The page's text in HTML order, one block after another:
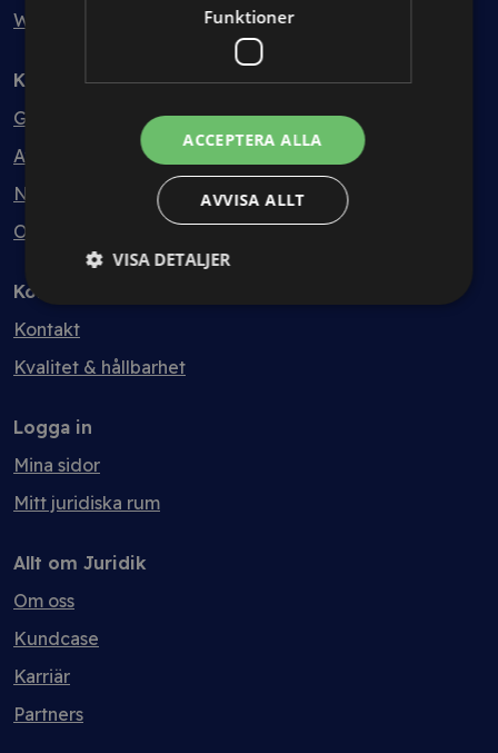
Webbinarium
Kunskapsbank
Guider
Avtalsmallar
Nyheter
Ordlista
Kontakt
Kontakt
Kvalitet & hållbarhet
Logga in
Mina sidor
Mitt juridiska rum
Allt om Juridik
Om oss
Kundcase
Karriär
Partners
Funktioner
ACCEPTERA ALLA
AVVISA ALLT
VISA DETALJER